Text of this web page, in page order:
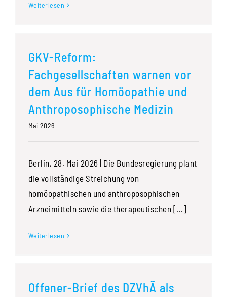
Weiterlesen
GKV-Reform:
Fachgesellschaften warnen vor
dem Aus für Homöopathie und
Anthroposophische Medizin
Mai 2026
Berlin, 28. Mai 2026 | Die Bundesregierung plant
die vollständige Streichung von
homöopathischen und anthroposophischen
Arzneimitteln sowie die therapeutischen [...]
Weiterlesen
Offener-Brief des DZVhÄ als